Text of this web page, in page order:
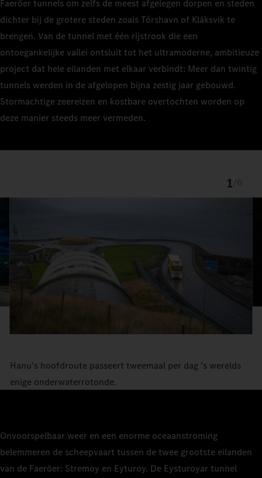
Faeröer tunnels om zelfs de meest afgelegen dorpen en steden
dichter bij de grotere steden zoals Tórshavn of Kláksvik te
brengen. Van de tunnel met één rijstrook die een
ontoegankelijke vallei ontsluit tot het ultramoderne, ambitieuze
project dat hele eilanden met elkaar verbindt: Meer dan twintig
tunnels werden in de afgelopen bijna zestig jaar gebouwd.
Stormachtige zeereizen en kostbare overtochten worden op
deze manier steeds meer vermeden.
1
Hanu's hoofdroute passeert tweemaal per dag 's werelds
enige onderwaterrotonde.
Onvoorspelbaar weer en een enorme oceaanstroming
belemmeren de scheepvaart tussen de twee grootste eilanden
van de Faeröer: Stremoy en Eyturoy. De Eysturoyar tunnel